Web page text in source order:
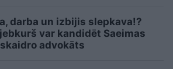
darba un izbijis slepkava!?
var kandidēt Saeimas
advokāts